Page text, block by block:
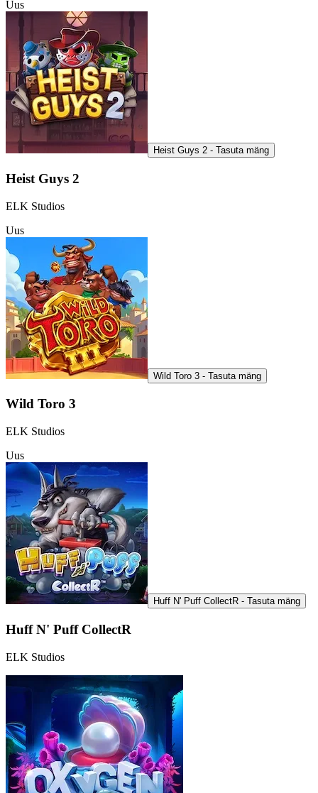
Uus
Heist Guys 2 - Tasuta mäng
Heist Guys 2
ELK Studios
Uus
Wild Toro 3 - Tasuta mäng
Wild Toro 3
ELK Studios
Uus
Huff N' Puff CollectR - Tasuta mäng
Huff N' Puff CollectR
ELK Studios